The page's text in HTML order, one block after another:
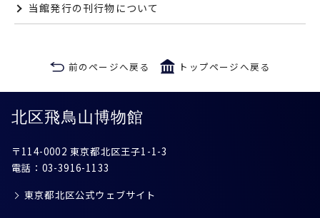
当館発行の刊行物について
前のページへ戻る トップページへ戻る
北区飛鳥山博物館
〒114-0002 東京都北区王子1-1-3
電話： 03-3916-1133
東京都北区公式ウェブサイト